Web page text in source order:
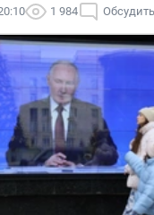
1 984 Обсудить